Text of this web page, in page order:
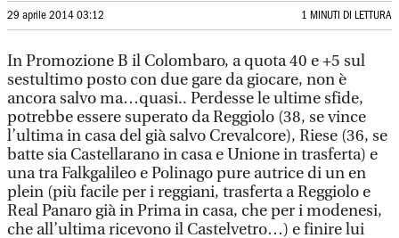
29 aprile 2014 03:12 1 MINUTI DI LETTURA
In Promozione B il Colombaro, a quota 40 e +5 sul
sestultimo posto con due gare da giocare, non è
ancora salvo ma…quasi.. Perdesse le ultime sfide,
potrebbe essere superato da Reggiolo (38, se vince
l’ultima in casa del già salvo Crevalcore), Riese (36, se
batte sia Castellarano in casa e Unione in trasferta) e
una tra Falkgalileo e Polinago pure autrice di un en
plein (più facile per i reggiani, trasferta a Reggiolo e
Real Panaro già in Prima in casa, che per i modenesi,
che all’ultima ricevono il Castelvetro…) e finire lui